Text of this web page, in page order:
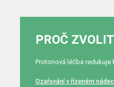
PROČ
Protonová léčba redukuje
Ozařování v řízeném